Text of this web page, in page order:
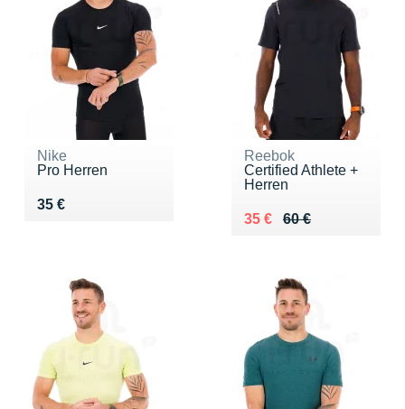
Nike
Pro Herren
35 €
Vendu 35 €
Reebok
Certified Athlete +
Herren
60 €
Au lieu de 60 €
35 €
Vendu 35 €